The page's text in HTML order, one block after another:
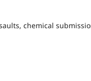
chemical